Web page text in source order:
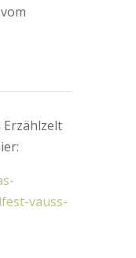
vauss-